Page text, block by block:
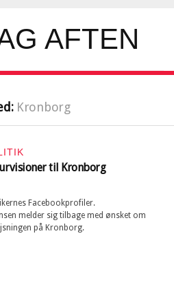
Kronborg
til Kronborg
Facebookprofiler.
melder sig tilbage med ønsket om
på Kronborg.